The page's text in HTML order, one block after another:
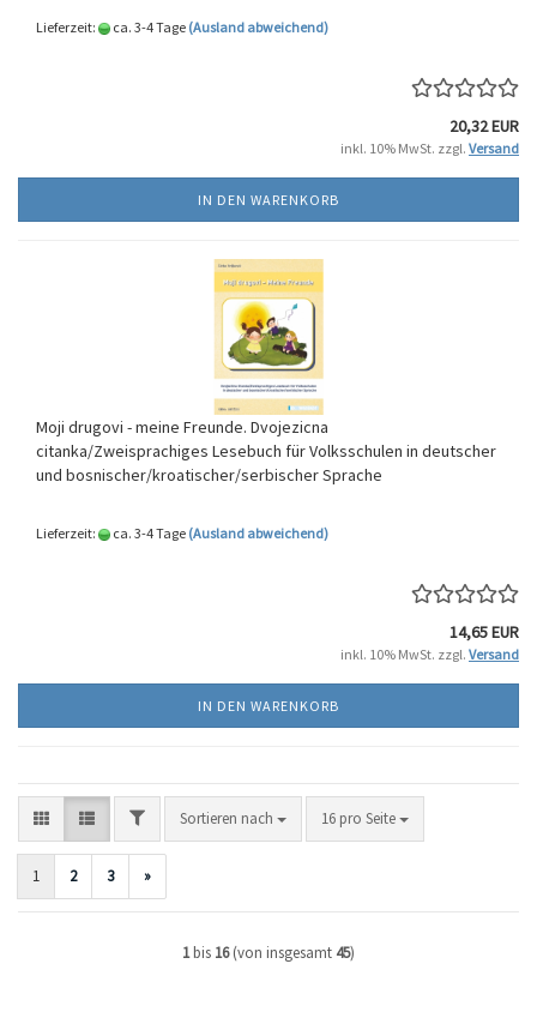
Lieferzeit: ca. 3-4 Tage (Ausland abweichend)
20,32 EUR
inkl. 10% MwSt. zzgl. Versand
IN DEN WARENKORB
Moji drugovi - meine Freunde. Dvojezicna
citanka/Zweisprachiges Lesebuch für Volksschulen in deutscher
und bosnischer/kroatischer/serbischer Sprache
Lieferzeit: ca. 3-4 Tage (Ausland abweichend)
14,65 EUR
inkl. 10% MwSt. zzgl. Versand
IN DEN WARENKORB
FILTERSortieren nach
Sortieren nach 16 pro Seite
pro Seite
1 2 3 »
1bis 16(von insgesamt 45)